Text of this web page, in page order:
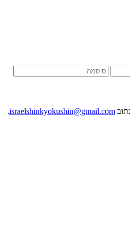
israelshinkyokushin@gmail.com
.